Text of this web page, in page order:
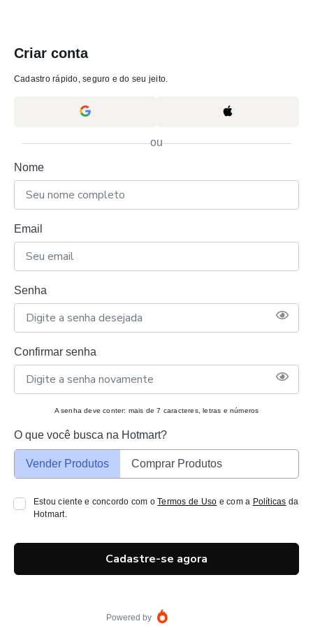
Criar conta
Cadastro rápido, seguro e do seu jeito.
ou
Nome
Email
Senha
Confirmar senha
A senha deve conter: mais de 7 caracteres, letras e números
O que você busca na Hotmart?
Vender Produtos Comprar Produtos
Estou ciente e concordo com oTermos de Uso e com a Políticas da
Hotmart.
Cadastre-se agora
Powered by